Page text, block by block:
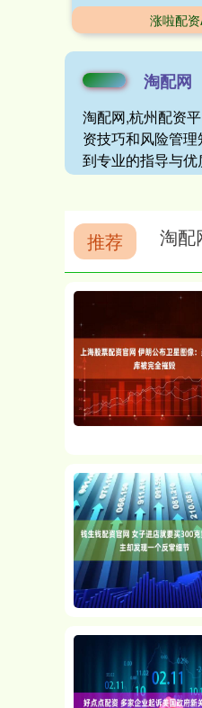
涨啦配
淘配网
淘配网,杭州配资
资技巧和风险管
到专业的指导与
推荐 淘配